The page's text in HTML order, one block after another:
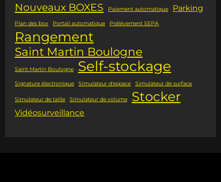
Nouveaux BOXES Paiement automatique Parking
Plan des box Portail automatique Prélèvement SEPA
Rangement
Saint Martin Boulogne
Saint Martin Boulogne Self-stockage
Signature électronique Simulateur d'espace Simulateur de surface
Simulateur de taille Simulateur de volume Stocker
Vidéosurveillance